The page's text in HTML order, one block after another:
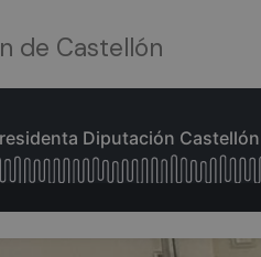
de Castellón